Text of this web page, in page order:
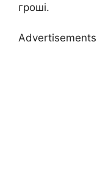
гроші.
Advertisements